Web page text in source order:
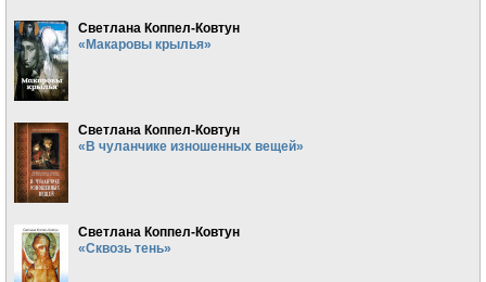
Светлана Коппел-Ковтун
«Макаровы крылья»
Светлана Коппел-Ковтун
«В чуланчике изношенных вещей»
Светлана Коппел-Ковтун
«Сквозь тень»